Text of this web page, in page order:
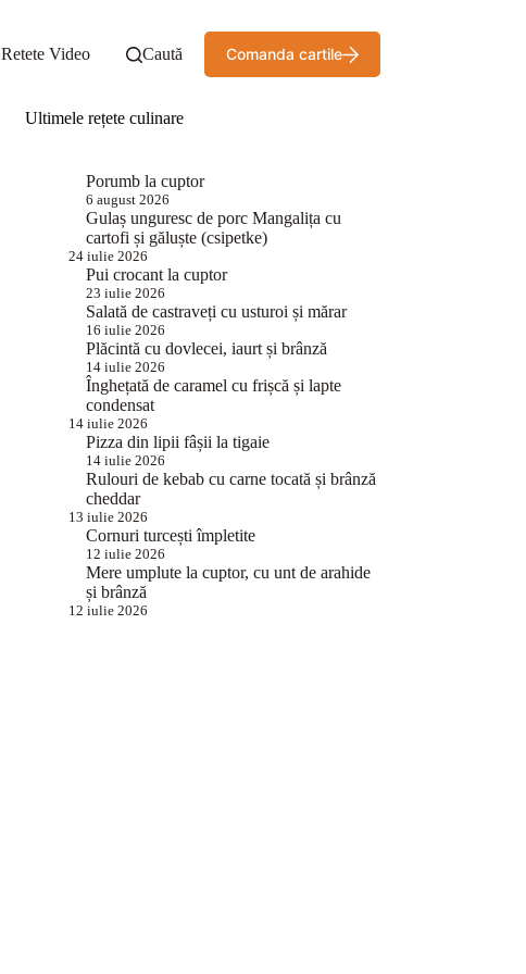
Retete Video Caută Comanda cartile
Ultimele rețete culinare
Porumb la cuptor
6 august 2026
Gulaș unguresc de porc Mangalița cu
cartofi și găluște (csipetke)
24 iulie 2026
Pui crocant la cuptor
23 iulie 2026
Salată de castraveți cu usturoi și mărar
16 iulie 2026
Plăcintă cu dovlecei, iaurt și brânză
14 iulie 2026
Înghețată de caramel cu frișcă și lapte
condensat
14 iulie 2026
Pizza din lipii fâșii la tigaie
14 iulie 2026
Rulouri de kebab cu carne tocată și brânză
cheddar
13 iulie 2026
Cornuri turcești împletite
12 iulie 2026
Mere umplute la cuptor, cu unt de arahide
și brânză
12 iulie 2026